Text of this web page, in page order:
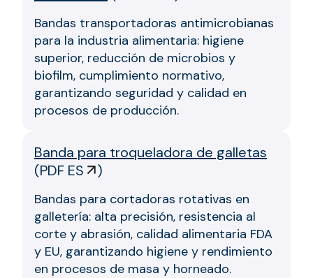
Bandas transportadoras antimicrobianas
para la industria alimentaria: higiene
superior, reducción de microbios y
biofilm, cumplimiento normativo,
garantizando seguridad y calidad en
procesos de producción.
Banda para troqueladora de galletas
(PDF ES )
Bandas para cortadoras rotativas en
galletería: alta precisión, resistencia al
corte y abrasión, calidad alimentaria FDA
y EU, garantizando higiene y rendimiento
en procesos de masa y horneado.